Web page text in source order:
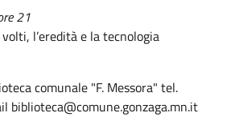
21
l’eredità e la tecnologia
comunale "F. Messora" tel.
biblioteca@comune.gonzaga.mn.it